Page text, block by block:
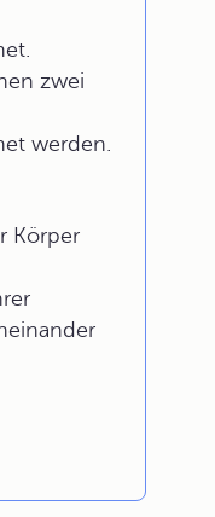
zwei
werden.
Körper